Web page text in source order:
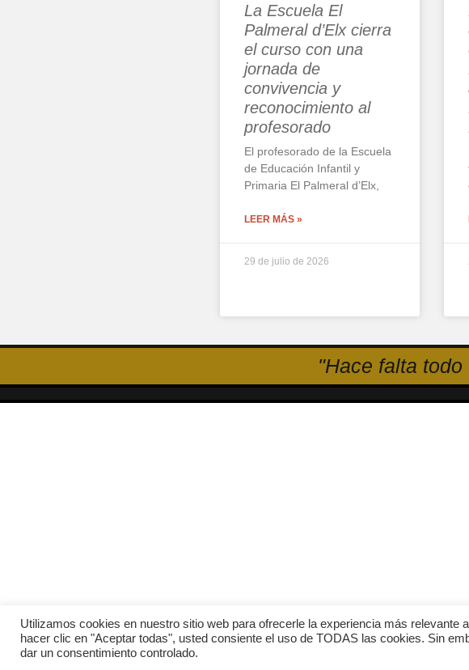
La Escuela El
Palmeral d’Elx cierra
el curso con una
jornada de
convivencia y
reconocimiento al
profesorado
El profesorado de la Escuela
de Educación Infantil y
Primaria El Palmeral d’Elx,
LEER MÁS »
29 de julio de 2026
"Hace falta
Utilizamos cookies en nuestro sitio web para ofrecerle la experiencia más relevante
hacer clic en "Aceptar todas", usted consiente el uso de TODAS las cookies. Sin
dar un consentimiento controlado.